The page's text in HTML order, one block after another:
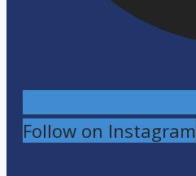
Follow on Instagram